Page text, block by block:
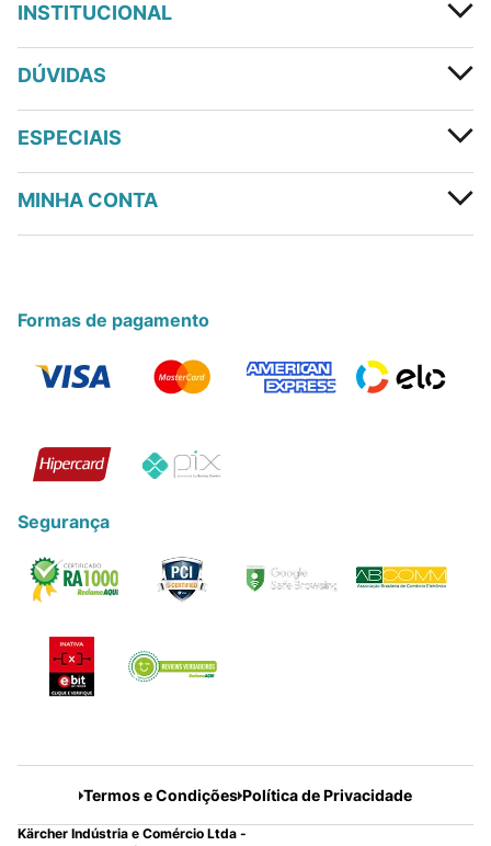
INSTITUCIONAL
DÚVIDAS
ESPECIAIS
MINHA CONTA
Formas de pagamento
Segurança
Termos e Condições Política de Privacidade
Kärcher Indústria e Comércio Ltda -